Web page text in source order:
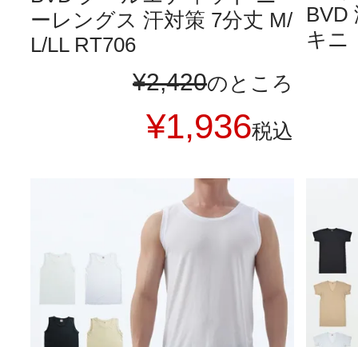
ーレングス 汗対策 7分丈 M/
L/LL RT706
¥2,420のところ
¥1,936税込
BVD
キニ